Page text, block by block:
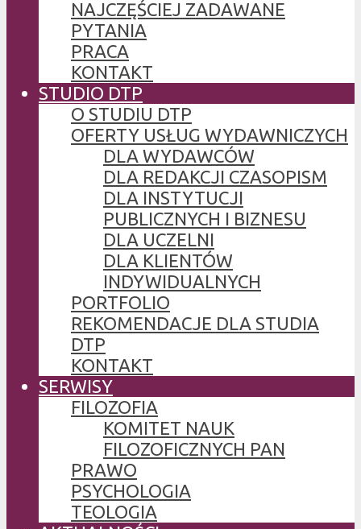
NAJCZĘŚCIEJ ZADAWANE
PYTANIA
PRACA
KONTAKT
STUDIO DTP
O STUDIU DTP
OFERTY USŁUG WYDAWNICZYCH
DLA WYDAWCÓW
DLA REDAKCJI CZASOPISM
DLA INSTYTUCJI
PUBLICZNYCH I BIZNESU
DLA UCZELNI
DLA KLIENTÓW
INDYWIDUALNYCH
PORTFOLIO
REKOMENDACJE DLA STUDIA
DTP
KONTAKT
SERWISY
FILOZOFIA
KOMITET NAUK
FILOZOFICZNYCH PAN
PRAWO
PSYCHOLOGIA
TEOLOGIA